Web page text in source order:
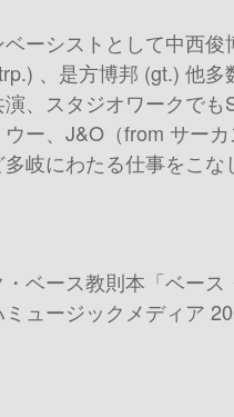
ーシストとして中西俊
、是方博邦 (gt.) 他多
、スタジオワークでも
ー、J&O（from サー
岐にわたる仕事をこな
ベース教則本「ベース
ュージックメディア